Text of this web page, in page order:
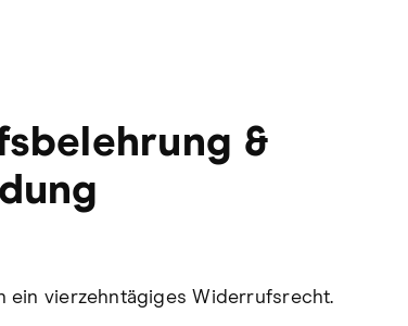
&
ein vierzehntägiges Widerrufsrecht.